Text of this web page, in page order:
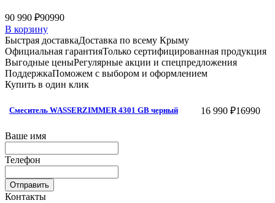
90 990 ₽90990
В корзину
Быстрая доставкаДоставка по всему Крыму
Официальная гарантияТолько сертифицированная продукция
Выгодные ценыРегулярные акции и спецпредложения
ПоддержкаПоможем с выбором и оформлением
Купить в один клик
Смеситель WASSERZIMMER 4301 GB черный 16 990 ₽16990
Ваше имя
Телефон
Отправить
Контакты